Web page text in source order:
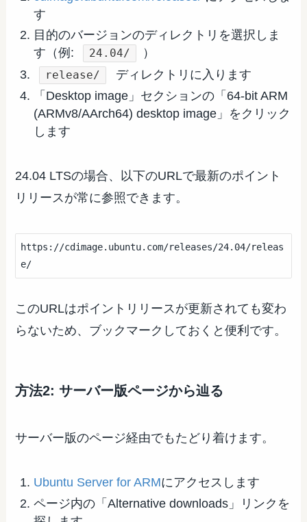
す
目的のバージョンのディレクトリを選択しま
す（例:
24.04/ ）
release/
ディレクトリに入ります
「Desktop image」セクションの「64-bit ARM
(ARMv8/AArch64) desktop image」をクリック
します
24.04 LTSの場合、以下のURLで最新のポイント
リリースが常に参照できます。
https://cdimage.ubuntu.com/releases/24.04/releas
e/
このURLはポイントリリースが更新されても変わ
らないため、ブックマークしておくと便利です。
方法2: サーバー版ページから辿る
サーバー版のページ経由でもたどり着けます。
Ubuntu Server for ARMにアクセスします
ページ内の「Alternative downloads」リンクを